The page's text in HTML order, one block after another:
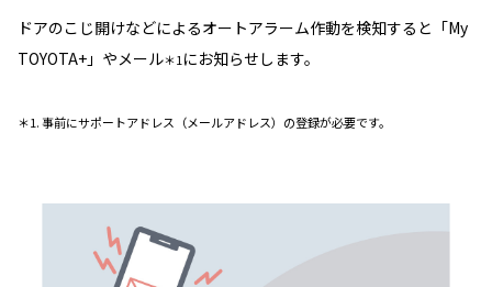
ドアのこじ開けなどによるオートアラーム作動を検知すると「My
TOYOTA+」やメール＊1 にお知らせします。
＊1. 事前にサポートアドレス（メールアドレス）の登録が必要です。